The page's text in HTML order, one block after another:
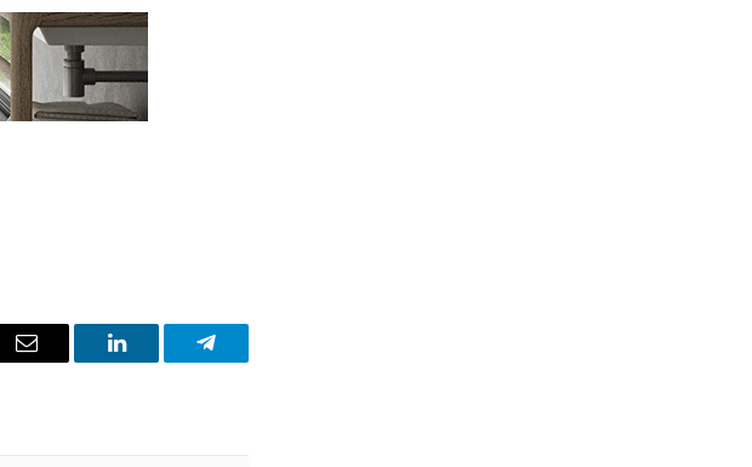
Email LinkedIn Telegram